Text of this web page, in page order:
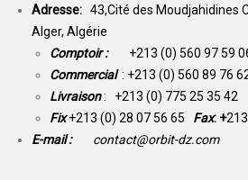
Adresse: 43,Cité des Moudjahidines
Alger, Algérie
Comptoir : +213 (0) 560 97 59
Commercial : +213 (0) 560 89 76
Livraison: +213 (0) 775 25 35 42
Fix +213 (0) 28 07 56 65 Fax: +
E-mail :
contact@orbit-dz.com